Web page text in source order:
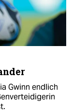
Gwinn endlich